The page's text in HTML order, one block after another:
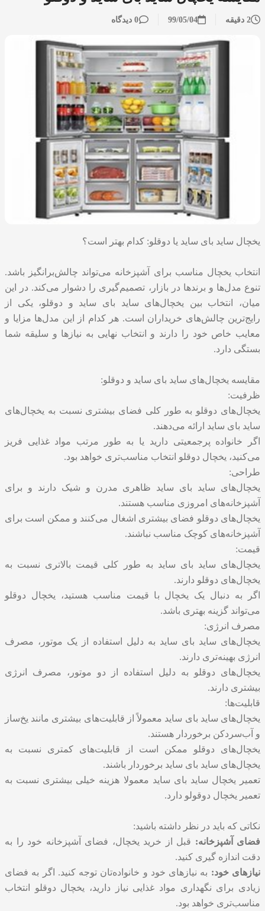
2 دقیقه 99/05/04 0 دیدگاه
یخچال ساید بای ساید یا دوقلو: کدام بهتر است؟
انتخاب یخچال مناسب برای آشپزخانه می‌تواند چالش‌برانگیز باشد.
تنوع مدل‌ها و برندها در بازار، تصمیم‌گیری را دشوار می‌کند. در این
میان، انتخاب بین یخچال‌های ساید بای ساید و دوقلو، یکی از
رایج‌ترین چالش‌های خریداران است. هر کدام از این مدل‌ها مزایا و
معایب خاص خود را دارند و انتخاب نهایی به نیازها و سلیقه شما
بستگی دارد.
مقایسه یخچال‌های ساید بای ساید و دوقلو:
ظرفیت:
یخچال‌های دوقلو به طور کلی فضای بیشتری نسبت به یخچال‌های
ساید بای ساید ارائه می‌دهند.
اگر خانواده پرجمعیتی دارید یا به طور مرتب مواد غذایی فریز
می‌کنید، یخچال دوقلو انتخاب مناسب‌تری خواهد بود.
طراحی:
یخچال‌های ساید بای ساید ظاهری مدرن و شیک دارند و برای
آشپزخانه‌های امروزی مناسب هستند.
یخچال‌های دوقلو فضای بیشتری اشغال می‌کنند و ممکن است برای
آشپزخانه‌های کوچک مناسب نباشند.
قیمت:
یخچال‌های ساید بای ساید به طور کلی قیمت بالاتری نسبت به
یخچال‌های دوقلو دارند.
اگر به دنبال یک یخچال با قیمت مناسب هستید، یخچال دوقلو
می‌تواند گزینه بهتری باشد.
مصرف انرژی:
یخچال‌های ساید بای ساید به دلیل استفاده از یک موتور، مصرف
انرژی بهینه‌تری دارند.
یخچال‌های دوقلو به دلیل استفاده از دو موتور، مصرف انرژی
بیشتری دارند.
قابلیت‌ها:
یخچال‌های ساید بای ساید معمولاً از قابلیت‌های بیشتری مانند یخ‌ساز
و آب‌سردکن برخوردار هستند.
یخچال‌های دوقلو ممکن است از قابلیت‌های کمتری نسبت به
یخچال‌های ساید بای ساید برخوردار باشند.
تعمیر یخچال ساید بای ساید معمولا هزینه خیلی بیشتری نسبت به
تعمیر یخچال دوقولو دارد.
نکاتی که باید در نظر داشته باشید:
فضای آشپزخانه: قبل از خرید یخچال، فضای آشپزخانه خود را به
دقت اندازه گیری کنید.
نیازهای خود: به نیازهای خود و خانواده‌تان توجه کنید. اگر به فضای
زیادی برای نگهداری مواد غذایی نیاز دارید، یخچال دوقلو انتخاب
مناسب‌تری خواهد بود.